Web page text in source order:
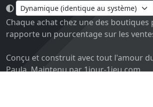
Go !
Chaque achat chez une des
rapporte un pourcentage sur les
Conçu et construit avec tout l'amour
Paula. Maintenu par 1jour-1jeu.com.